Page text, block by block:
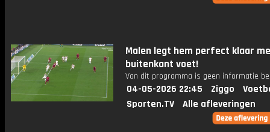
Malen legt hem perfect klaar
buitenkant voet!
Van dit programma is geen informatie
04-05-2026 22:45 Ziggo
Sporten.TV
Alle afleveringen